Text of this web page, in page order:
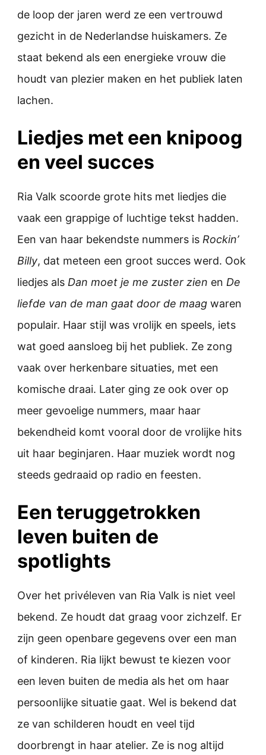
de loop der jaren werd ze een vertrouwd
gezicht in de Nederlandse huiskamers. Ze
staat bekend als een energieke vrouw die
houdt van plezier maken en het publiek laten
lachen.
Liedjes met een knipoog
en veel succes
Ria Valk scoorde grote hits met liedjes die
vaak een grappige of luchtige tekst hadden.
Een van haar bekendste nummers is Rockin’
Billy, dat meteen een groot succes werd. Ook
liedjes als Dan moet je me zuster zien en De
liefde van de man gaat door de maag waren
populair. Haar stijl was vrolijk en speels, iets
wat goed aansloeg bij het publiek. Ze zong
vaak over herkenbare situaties, met een
komische draai. Later ging ze ook over op
meer gevoelige nummers, maar haar
bekendheid komt vooral door de vrolijke hits
uit haar beginjaren. Haar muziek wordt nog
steeds gedraaid op radio en feesten.
Een teruggetrokken
leven buiten de
spotlights
Over het privéleven van Ria Valk is niet veel
bekend. Ze houdt dat graag voor zichzelf. Er
zijn geen openbare gegevens over een man
of kinderen. Ria lijkt bewust te kiezen voor
een leven buiten de media als het om haar
persoonlijke situatie gaat. Wel is bekend dat
ze van schilderen houdt en veel tijd
doorbrengt in haar atelier. Ze is nog altijd